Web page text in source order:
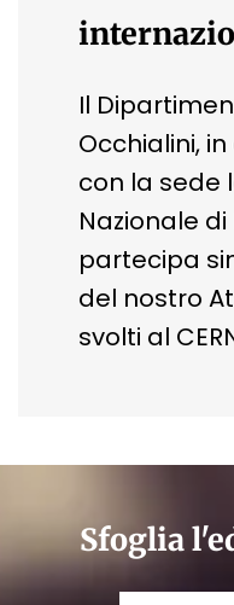
Il
Occhialini,
con la sede
Nazionale
partecipa
del nostro
svolti al
Sfoglia